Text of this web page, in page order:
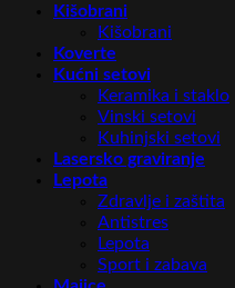
Kišobrani
Kišobrani
Koverte
Kućni setovi
Keramika i staklo
Vinski setovi
Kuhinjski setovi
Lasersko graviranje
Lepota
Zdravlje i zaštita
Antistres
Lepota
Sport i zabava